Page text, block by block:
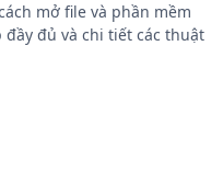
mở file và phần mềm
đủ và chi tiết các thuật